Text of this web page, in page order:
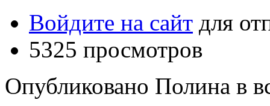
Войдите на сайт для
5325 просмотров
Опубликовано Полина в